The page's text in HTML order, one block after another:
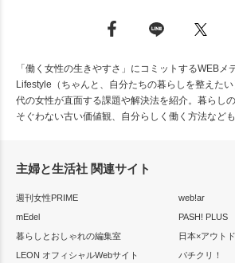
「働く女性の生きやすさ」にコミットするWEBメ
Lifestyle（ちゃんと、自分たちの暮らしを整えた
代の女性が直面する課題や解決法を紹介。暮らし
そぐわない古い価値観、自分らしく働く方法など
主婦と生活社 関連サイト
週刊女性PRIME
web!ar
mEdel
PASH! PLUS
暮らしとおしゃれの編集室
日本×アウト
LEON オフィシャルWebサイト
パチクリ！